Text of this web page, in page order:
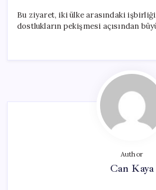
Bu ziyaret, iki ülke arasındaki
dostlukların pekişmesi açısından
Author
Can Kaya